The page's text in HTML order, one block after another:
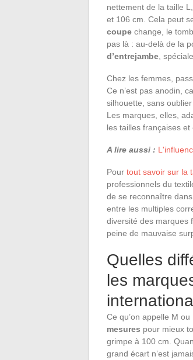
nettement de la taille
et 106 cm. Cela peut
coupe change, le
pas là : au-delà de la
d’entrejambe ,
Chez les femmes,
Ce n’est pas anodin,
silhouette, sans oublier
Les marques, elles,
les tailles françaises
A lire aussi :
Pour tout savoir sur la
professionnels du
de se reconnaître
entre les multiples
diversité des marques
peine de mauvaise
Quelles
les
Ce qu’on appelle M
mesures pour mieux
grimpe à 100 cm.
grand écart n’est